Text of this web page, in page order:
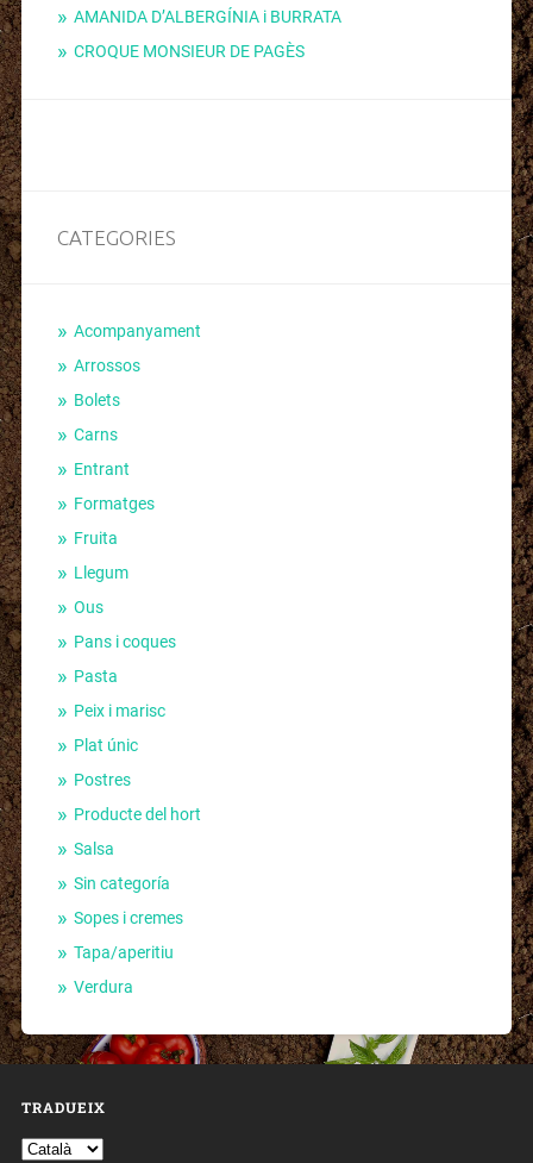
AMANIDA D’ALBERGÍNIA i BURRATA
CROQUE MONSIEUR DE PAGÈS
CATEGORIES
Acompanyament
Arrossos
Bolets
Carns
Entrant
Formatges
Fruita
Llegum
Ous
Pans i coques
Pasta
Peix i marisc
Plat únic
Postres
Producte del hort
Salsa
Sin categoría
Sopes i cremes
Tapa/aperitiu
Verdura
TRADUEIX